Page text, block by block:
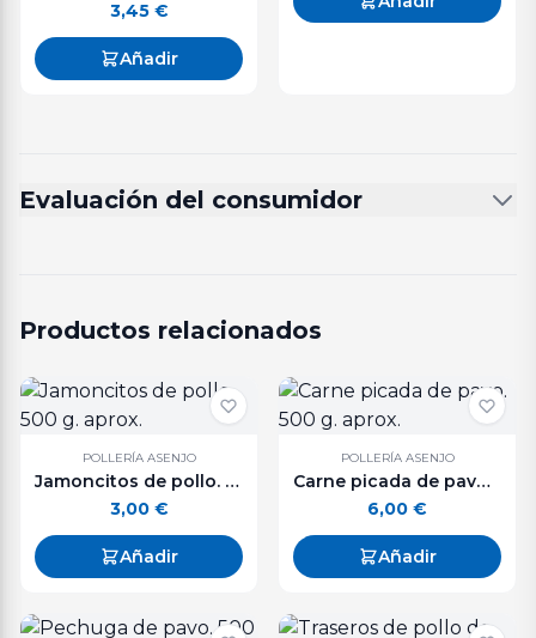
3,45 €
Añadir
Evaluación del consumidor
Productos relacionados
POLLERÍA ASENJO
Jamoncitos de pollo. 500 g. aprox.
3,00 €
Añadir
POLLERÍA ASENJO
Carne picada de pavo. 500 g. aprox.
6,00 €
Añadir